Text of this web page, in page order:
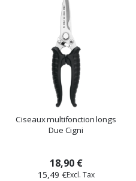
Ciseaux multifonction longs
Due Cigni
18,90 €
15,49 €